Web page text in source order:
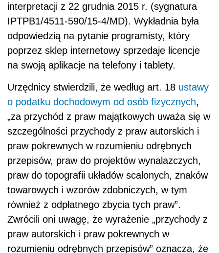
interpretacji z 22 grudnia 2015 r. (sygnatura
IPTPB1/4511-590/15-4/MD). Wykładnia była
odpowiedzią na pytanie programisty, który
poprzez sklep internetowy sprzedaje licencje
na swoją aplikacje na telefony i tablety.
Urzędnicy stwierdzili, że według art. 18 ustawy
o podatku dochodowym od osób fizycznych,
„za przychód z praw majątkowych uważa się w
szczególności przychody z praw autorskich i
praw pokrewnych w rozumieniu odrębnych
przepisów, praw do projektów wynalazczych,
praw do topografii układów scalonych, znaków
towarowych i wzorów zdobniczych, w tym
również z odpłatnego zbycia tych praw”.
Zwrócili oni uwagę, że wyrażenie „przychody z
praw autorskich i praw pokrewnych w
rozumieniu odrębnych przepisów” oznacza, że